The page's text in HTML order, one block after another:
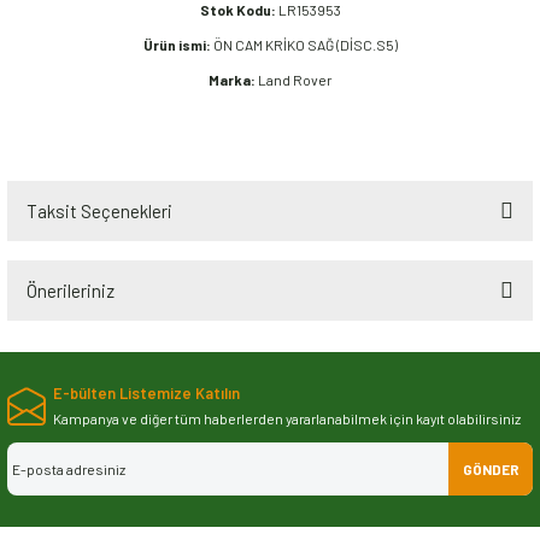
Stok Kodu: LR153953
Ürün ismi: ÖN CAM KRİKO SAĞ (DİSC.S5)
Marka: Land Rover
Taksit Seçenekleri
Önerileriniz
Bu ürünün fiyat bilgisi, resim, ürün açıklamalarında ve diğer konularda
iletebilirsiniz.
Görüş ve önerileriniz için teşekkür ederiz.
Ürün resmi kalitesiz, bozuk veya görüntülenemiyor.
E-bülten Listemize Katılın
Kampanya ve diğer tüm haberlerden yararlanabilmek için kayıt olabilirsiniz
GÖNDER